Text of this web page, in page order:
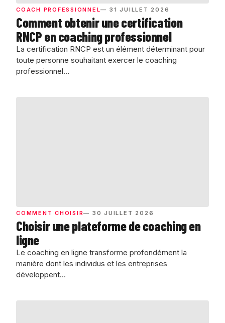
COACH PROFESSIONNEL— 31 JUILLET 2026
Comment obtenir une certification
RNCP en coaching professionnel
La certification RNCP est un élément déterminant pour
toute personne souhaitant exercer le coaching
professionnel…
COMMENT CHOISIR— 30 JUILLET 2026
Choisir une plateforme de coaching en
ligne
Le coaching en ligne transforme profondément la
manière dont les individus et les entreprises
développent…